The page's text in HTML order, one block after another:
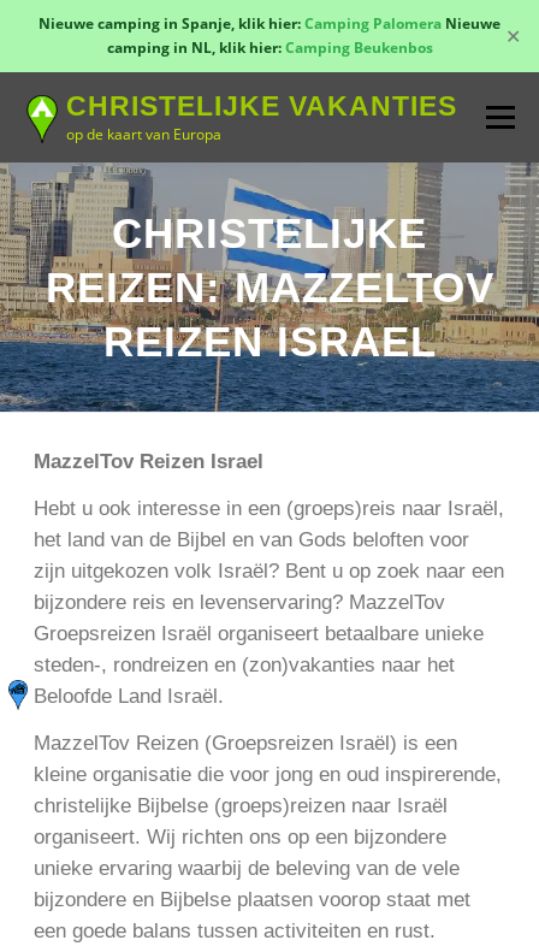
Nieuwe camping in Spanje, klik hier:Camping Palomera Nieuwe
camping in NL, klik hier:Camping Beukenbos ✕
inhoud
CHRISTELIJKE VAKANTIES
op de kaart van Europa
Menu
TOON KAART! LANDEN CONTACT
AANMELDEN GROEPSREIZEN KAMPEN
CHRISTELIJKE
REIZEN: MAZZELTOV
REIZEN ISRAEL
MazzelTov Reizen Israel
Hebt u ook interesse in een (groeps)reis naar Israël,
het land van de Bijbel en van Gods beloften voor
zijn uitgekozen volk Israël? Bent u op zoek naar een
bijzondere reis en levenservaring? MazzelTov
Groepsreizen Israël organiseert betaalbare unieke
steden-, rondreizen en (zon)vakanties naar het
Beloofde Land Israël.
MazzelTov Reizen (Groepsreizen Israël) is een
kleine organisatie die voor jong en oud inspirerende,
christelijke Bijbelse (groeps)reizen naar Israël
organiseert. Wij richten ons op een bijzondere
unieke ervaring waarbij de beleving van de vele
bijzondere en Bijbelse plaatsen voorop staat met
een goede balans tussen activiteiten en rust.